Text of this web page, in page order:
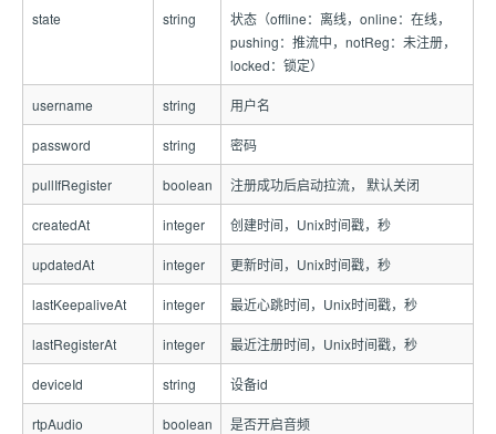
state string
状态（offline：离线，online：在线，
pushing：推流中，notReg：未注册，
locked：锁定）
username string 用户名
password string 密码
pullIfRegister boolean 注册成功后启动拉流， 默认关闭
createdAt integer 创建时间，Unix时间戳，秒
updatedAt integer 更新时间，Unix时间戳，秒
lastKeepaliveAt integer 最近心跳时间，Unix时间戳，秒
lastRegisterAt integer 最近注册时间，Unix时间戳，秒
deviceId string 设备id
rtpAudio boolean 是否开启音频